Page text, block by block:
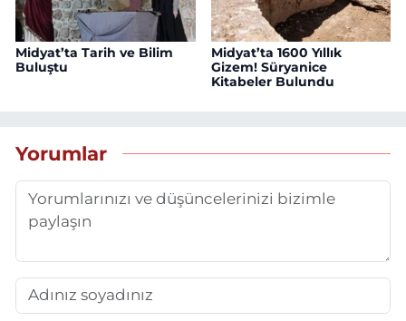
Midyat’ta Tarih ve Bilim
Buluştu
Midyat’ta 1600 Yıllık
Gizem! Süryanice
Kitabeler Bulundu
Yorumlar